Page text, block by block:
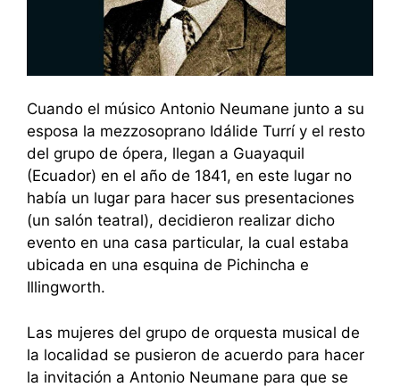
Cuando el músico Antonio Neumane junto a su
esposa la mezzosoprano Idálide Turrí y el resto
del grupo de ópera, llegan a Guayaquil
(Ecuador) en el año de 1841, en este lugar no
había un lugar para hacer sus presentaciones
(un salón teatral), decidieron realizar dicho
evento en una casa particular, la cual estaba
ubicada en una esquina de Pichincha e
Illingworth.
Las mujeres del grupo de orquesta musical de
la localidad se pusieron de acuerdo para hacer
la invitación a Antonio Neumane para que se